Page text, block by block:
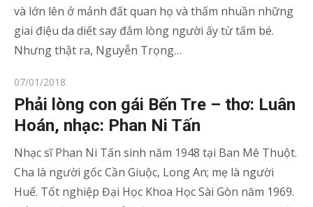
và lớn lên ở mảnh đất quan họ và thấm nhuần những
giai điệu da diết say đắm lòng người ấy từ tấm bé.
Nhưng thật ra, Nguyễn Trọng…
Posted
on
07/01/2018
Phải lòng con gái Bến Tre – thơ: Luân
Hoán, nhạc: Phan Ni Tấn
Nhạc sĩ Phan Ni Tấn sinh năm 1948 tại Ban Mê Thuột.
Cha là người gốc Cần Giuộc, Long An; mẹ là người
Huế. Tốt nghiệp Đại Học Khoa Học Sài Gòn năm 1969.